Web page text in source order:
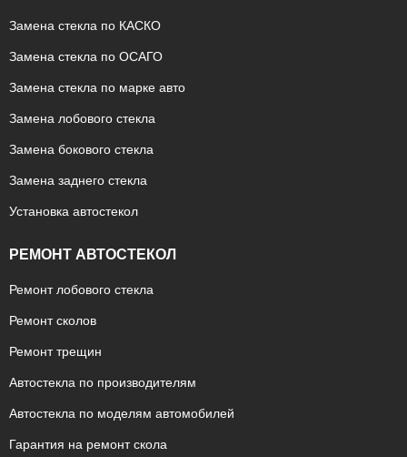
Замена стекла по КАСКО
Замена стекла по ОСАГО
Замена стекла по марке авто
Замена лобового стекла
Замена бокового стекла
Замена заднего стекла
Установка автостекол
РЕМОНТ АВТОСТЕКОЛ
Ремонт лобового стекла
Ремонт сколов
Ремонт трещин
Автостекла по производителям
Автостекла по моделям автомобилей
Гарантия на ремонт скола